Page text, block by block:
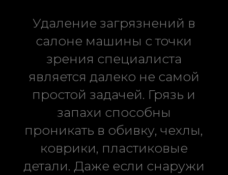
Удаление загрязнений в
салоне машины с точки
зрения специалиста
является далеко не самой
простой задачей. Грязь и
запахи способны
проникать в обивку, чехлы,
коврики, пластиковые
детали. Даже если снаружи